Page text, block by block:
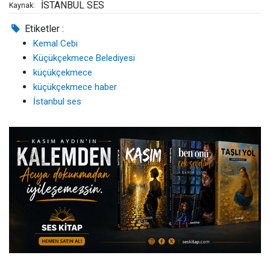
Kaynak: İSTANBUL SES
Etiketler :
Kemal Cebi
Küçükçekmece Belediyesi
küçükçekmece
küçükçekmece haber
İstanbul ses